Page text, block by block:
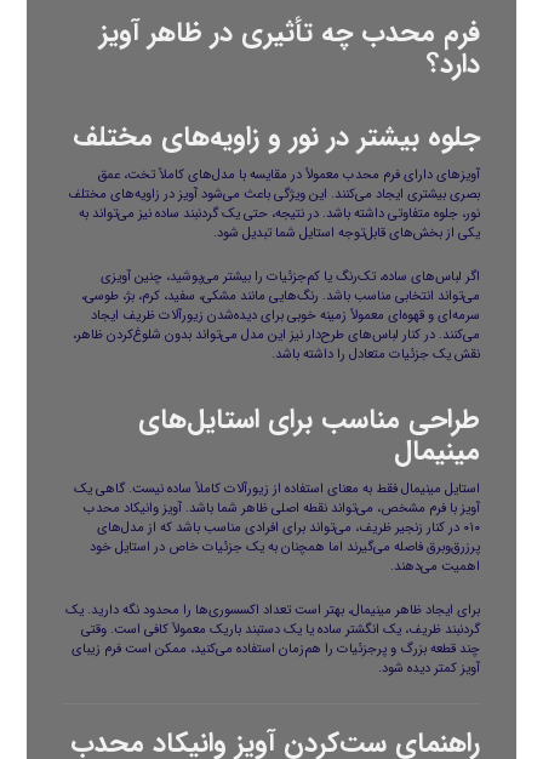
فرم محدب چه تأثیری در ظاهر آویز
دارد؟
جلوه بیشتر در نور و زاویه‌های مختلف
آویزهای دارای فرم محدب معمولاً در مقایسه با مدل‌های کاملاً تخت، عمق
بصری بیشتری ایجاد می‌کنند. این ویژگی باعث می‌شود آویز در زاویه‌های مختلف
نور، جلوه متفاوتی داشته باشد. در نتیجه، حتی یک گردنبند ساده نیز می‌تواند به
یکی از بخش‌های قابل‌توجه استایل شما تبدیل شود.
اگر لباس‌های ساده، تک‌رنگ یا کم‌جزئیات را بیشتر می‌پوشید، چنین آویزی
می‌تواند انتخابی مناسب باشد. رنگ‌هایی مانند مشکی، سفید، کرم، بژ، طوسی،
سرمه‌ای و قهوه‌ای معمولاً زمینه خوبی برای دیده‌شدن زیورآلات ظریف ایجاد
می‌کنند. در کنار لباس‌های طرح‌دار نیز این مدل می‌تواند بدون شلوغ‌کردن ظاهر،
نقش یک جزئیات متعادل را داشته باشد.
طراحی مناسب برای استایل‌های
مینیمال
استایل مینیمال فقط به معنای استفاده از زیورآلات کاملاً ساده نیست. گاهی یک
آویز با فرم مشخص، می‌تواند نقطه اصلی ظاهر شما باشد. آویز وانیکاد محدب
۰۱۰ در کنار زنجیر ظریف، می‌تواند برای افرادی مناسب باشد که از مدل‌های
پرزرق‌وبرق فاصله می‌گیرند اما همچنان به یک جزئیات خاص در استایل خود
اهمیت می‌دهند.
برای ایجاد ظاهر مینیمال، بهتر است تعداد اکسسوری‌ها را محدود نگه دارید. یک
گردنبند ظریف، یک انگشتر ساده یا یک دستبند باریک معمولاً کافی است. وقتی
چند قطعه بزرگ و پرجزئیات را هم‌زمان استفاده می‌کنید، ممکن است فرم زیبای
آویز کمتر دیده شود.
راهنمای ست‌کردن آویز وانیکاد محدب